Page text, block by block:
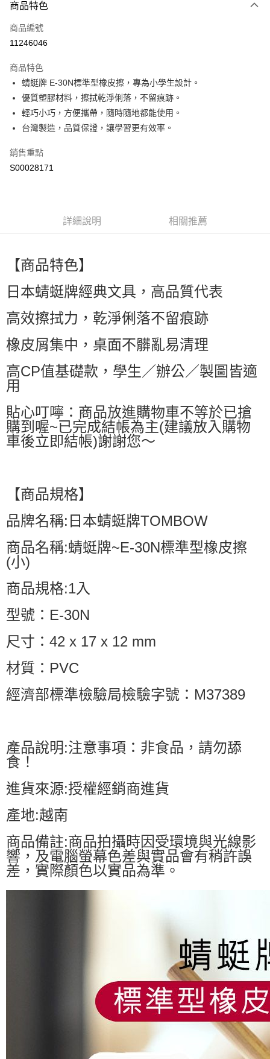
信用卡一次付款
超商取貨付款
Apple Pay
街口支付
全盈+PAY
ATM付款
萊爾富取貨付款
每筆NT$60，滿NT$599(含以上)免運費
付款後萊爾富取貨
每筆NT$60，滿NT$599(含以上)免運費
7-11付款取貨
每筆NT$60，滿NT$599(含以上)免運費
付款後7-11取貨
每筆NT$60，滿NT$599(含以上)免運費
宅配
每筆NT$80，滿NT$799(含以上)免運費
商品特色
商品編號
11246046
商品特色
蜻蜓牌 E-30N標準型橡皮擦，專為小學生設計。
優質塑膠材料，擦拭乾淨俐落，不留痕跡。
輕巧小巧，方便攜帶，隨時隨地都能使用。
台灣製造，品質保證，讓學習更有效率。
銷售重點
S00028171
詳細說明 相關推薦
【商品特色】
日本蜻蜓牌經典文具，高品質代表
高效擦拭力，乾淨俐落不留痕跡
橡皮屑集中，桌面不髒亂易清理
高CP值基礎款，學生／辦公／製圖皆適
用
貼心叮嚀：商品放進購物車不等於已搶
購到喔~已完成結帳為主(建議放入購物
車後立即結帳)謝謝您～
【商品規格】
品牌名稱:日本蜻蜓牌TOMBOW
商品名稱:蜻蜓牌~E-30N標準型橡皮擦
(小)
商品規格:1入
型號：E-30N
尺寸：42 x 17 x 12 mm
材質：PVC
經濟部標準檢驗局檢驗字號：M37389
產品說明:注意事項：非食品，請勿舔
食！
進貨來源:授權經銷商進貨
產地:越南
商品備註:商品拍攝時因受環境與光線影
響，及電腦螢幕色差與實品會有稍許誤
差，實際顏色以實品為準。